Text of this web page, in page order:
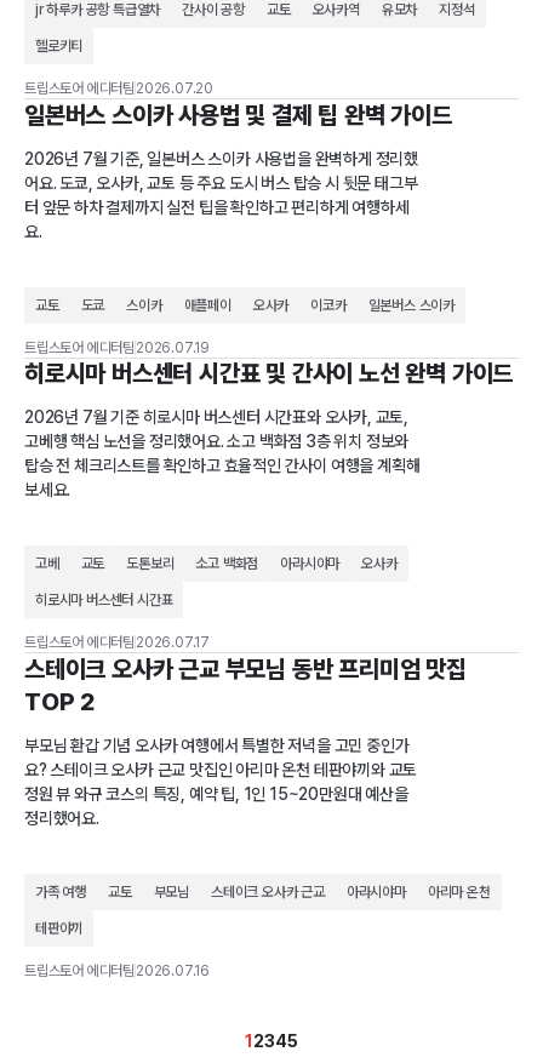
jr 하루카 공항 특급열차 간사이 공항 교토 오사카역 유모차 지정석
헬로키티
트립스토어 에디터팀 2026.07.20
일본버스 스이카 사용법 및 결제 팁 완벽 가이드
2026년 7월 기준, 일본버스 스이카 사용법을 완벽하게 정리했
어요. 도쿄, 오사카, 교토 등 주요 도시 버스 탑승 시 뒷문 태그부
터 앞문 하차 결제까지 실전 팁을 확인하고 편리하게 여행하세
요.
교토 도쿄 스이카 애플페이 오사카 이코카 일본버스 스이카
트립스토어 에디터팀 2026.07.19
히로시마 버스센터 시간표 및 간사이 노선 완벽 가이드
2026년 7월 기준 히로시마 버스센터 시간표와 오사카, 교토,
고베행 핵심 노선을 정리했어요. 소고 백화점 3층 위치 정보와
탑승 전 체크리스트를 확인하고 효율적인 간사이 여행을 계획해
보세요.
고베 교토 도톤보리 소고 백화점 아라시야마 오사카
히로시마 버스센터 시간표
트립스토어 에디터팀 2026.07.17
스테이크 오사카 근교 부모님 동반 프리미엄 맛집
TOP 2
부모님 환갑 기념 오사카 여행에서 특별한 저녁을 고민 중인가
요? 스테이크 오사카 근교 맛집인 아리마 온천 테판야끼와 교토
정원 뷰 와규 코스의 특징, 예약 팁, 1인 15~20만원대 예산을
정리했어요.
가족 여행 교토 부모님 스테이크 오사카 근교 아라시야마 아리마 온천
테판야끼
트립스토어 에디터팀 2026.07.16
12345